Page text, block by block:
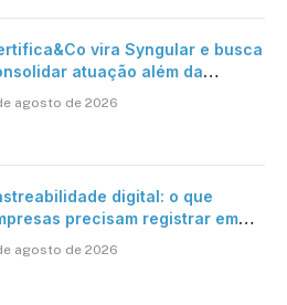
vira Syngular e busca
atuação além da
agosto de 2026
digital: o que
precisam registrar em
agosto de 2026